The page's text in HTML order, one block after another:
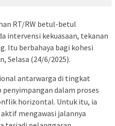
RT/RW betul-betul
intervensi kekuasaan, tekanan
Itu berbahaya bagi kohesi
Selasa (24/6/2025).
antarwarga di tingkat
dalam proses
horizontal. Untuk itu, ia
mengawasi jalannya